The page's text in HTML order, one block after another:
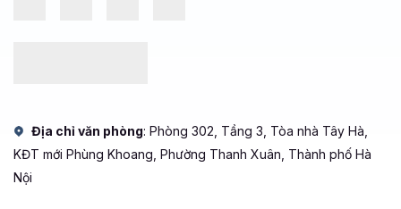
Địa chỉ văn phòng: Phòng 302, Tầng 3, Tòa nhà Tây Hà,
KĐT mới Phùng Khoang, Phường Thanh Xuân, Thành phố Hà
Nội